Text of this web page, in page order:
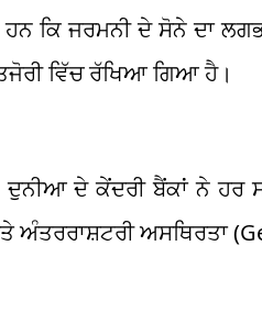
ਕਿ ਜਰਮਨੀ ਦੇ ਸੋਨੇ ਦਾ
ਵਿੱਚ ਰੱਖਿਆ ਗਿਆ ਹੈ।
ਦੁਨੀਆ ਦੇ ਕੇਂਦਰੀ ਬੈਂਕਾਂ ਨੇ ਹਰ
ਅਸਥਿਰਤਾ